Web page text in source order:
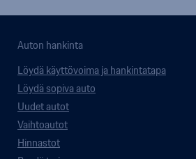
Auton hankinta
Löydä käyttövoima ja hankintatapa
Löydä sopiva auto
Uudet autot
Vaihtoautot
Hinnastot